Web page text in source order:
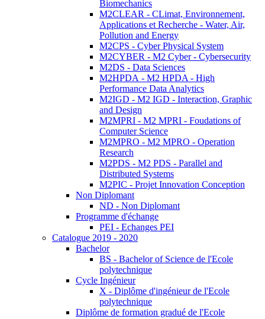
Biomechanics
M2CLEAR - CLimat, Environnement,
Applications et Recherche - Water, Air,
Pollution and Energy
M2CPS - Cyber Physical System
M2CYBER - M2 Cyber - Cybersecurity
M2DS - Data Sciences
M2HPDA - M2 HPDA - High
Performance Data Analytics
M2IGD - M2 IGD - Interaction, Graphic
and Design
M2MPRI - M2 MPRI - Foudations of
Computer Science
M2MPRO - M2 MPRO - Operation
Research
M2PDS - M2 PDS - Parallel and
Distributed Systems
M2PIC - Projet Innovation Conception
Non Diplomant
ND - Non Diplomant
Programme d'échange
PEI - Echanges PEI
Catalogue 2019 - 2020
Bachelor
BS - Bachelor of Science de l'Ecole
polytechnique
Cycle Ingénieur
X - Diplôme d'ingénieur de l'Ecole
polytechnique
Diplôme de formation gradué de l'Ecole